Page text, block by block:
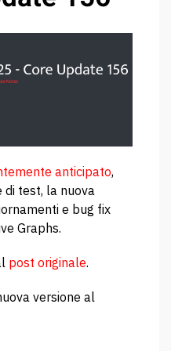
anticipato,
di test, la nuova
e bug fix
Graphs.
post originale.
versione al